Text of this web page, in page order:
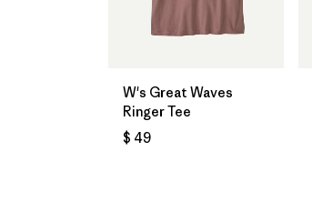
W's Great Waves
Ringer Tee
$ 49